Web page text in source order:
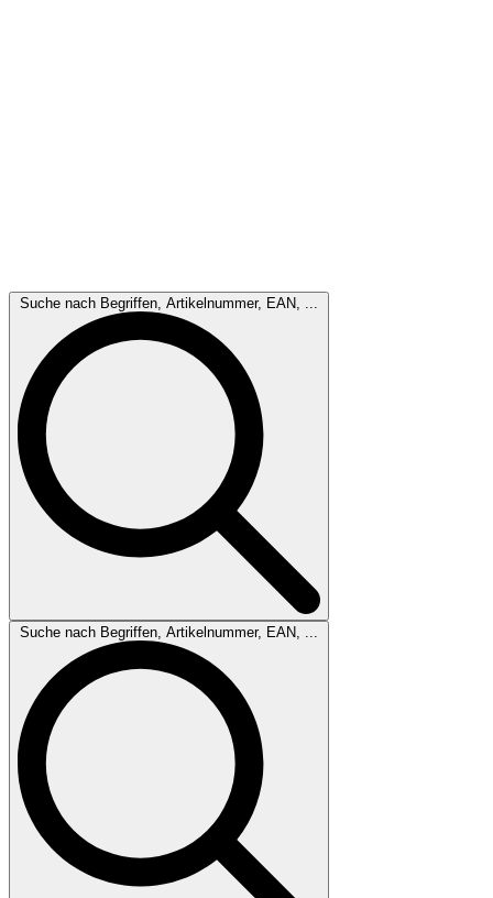
Suche nach Begriffen, Artikelnummer, EAN, ...
Suche nach Begriffen, Artikelnummer, EAN, ...